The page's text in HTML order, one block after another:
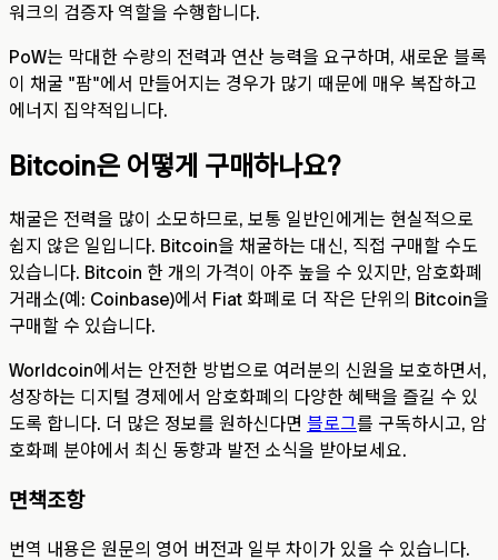
워크의 검증자 역할을 수행합니다.
PoW는 막대한 수량의 전력과 연산 능력을 요구하며, 새로운 블록
이 채굴 "팜"에서 만들어지는 경우가 많기 때문에 매우 복잡하고
에너지 집약적입니다.
Bitcoin은 어떻게 구매하나요?
채굴은 전력을 많이 소모하므로, 보통 일반인에게는 현실적으로
쉽지 않은 일입니다. Bitcoin을 채굴하는 대신, 직접 구매할 수도
있습니다. Bitcoin 한 개의 가격이 아주 높을 수 있지만, 암호화폐
거래소(예: Coinbase)에서 Fiat 화폐로 더 작은 단위의 Bitcoin을
구매할 수 있습니다.
Worldcoin에서는 안전한 방법으로 여러분의 신원을 보호하면서,
성장하는 디지털 경제에서 암호화폐의 다양한 혜택을 즐길 수 있
도록 합니다. 더 많은 정보를 원하신다면 블로그를 구독하시고, 암
호화폐 분야에서 최신 동향과 발전 소식을 받아보세요.
면책조항
번역 내용은 원문의 영어 버전과 일부 차이가 있을 수 있습니다.